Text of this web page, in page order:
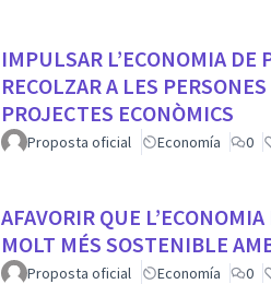
IMPULSAR L’ECONOMIA DE
RECOLZAR A LES
PROJECTES ECONÒMICS
Proposta oficial Economía 0
AFAVORIR QUE
MOLT MÉS SOSTENIBLE
Proposta oficial Economía 0